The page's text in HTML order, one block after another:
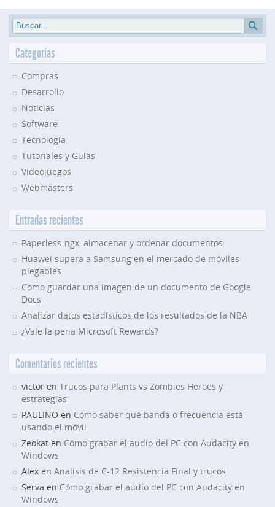
Categorías
Compras
Desarrollo
Noticias
Software
Tecnología
Tutoriales y Guías
Videojuegos
Webmasters
Entradas recientes
Paperless-ngx, almacenar y ordenar documentos
Huawei supera a Samsung en el mercado de móviles
plegables
Como guardar una imagen de un documento de Google
Docs
Analizar datos estadísticos de los resultados de la NBA
¿Vale la pena Microsoft Rewards?
Comentarios recientes
victor en Trucos para Plants vs Zombies Heroes y
estrategias
PAULINO en Cómo saber qué banda o frecuencia está
usando el móvil
Zeokat en Cómo grabar el audio del PC con Audacity en
Windows
Alex en Analisis de C-12 Resistencia Final y trucos
Serva en Cómo grabar el audio del PC con Audacity en
Windows